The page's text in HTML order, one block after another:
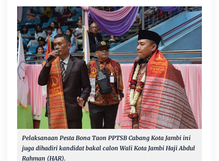
Pelaksanaan Pesta Bona Taon PPTSB Cabang Kota Jambi ini
juga dihadiri kandidat bakal calon Wali Kota Jambi Haji Abdul
Rahman (HAR).